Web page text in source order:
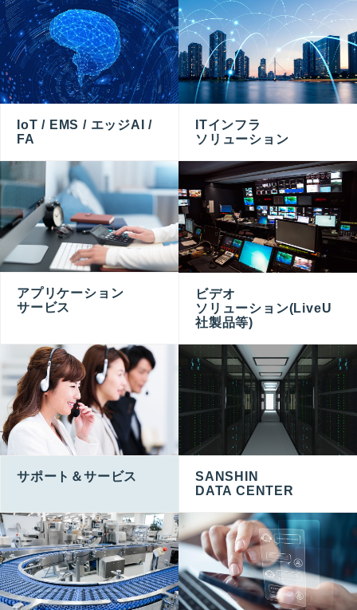
IoT / EMS / エッジAI /
FA
ITインフラ
ソリューション
アプリケーション
サービス
ビデオ
ソリューション(LiveU
社製品等)
サポート＆サービス
SANSHIN
DATA CENTER